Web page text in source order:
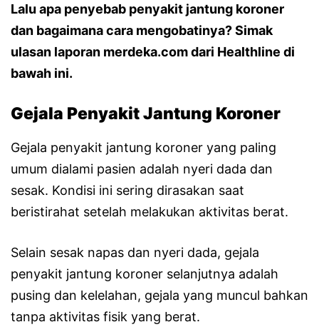
Lalu apa penyebab penyakit jantung koroner
dan bagaimana cara mengobatinya? Simak
ulasan laporan merdeka.com dari Healthline di
bawah ini.
Gejala Penyakit Jantung Koroner
Gejala penyakit jantung koroner yang paling
umum dialami pasien adalah nyeri dada dan
sesak. Kondisi ini sering dirasakan saat
beristirahat setelah melakukan aktivitas berat.
Selain sesak napas dan nyeri dada, gejala
penyakit jantung koroner selanjutnya adalah
pusing dan kelelahan, gejala yang muncul bahkan
tanpa aktivitas fisik yang berat.